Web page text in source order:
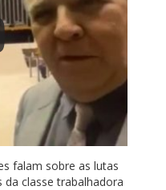
falam sobre as lutas
da classe trabalhadora